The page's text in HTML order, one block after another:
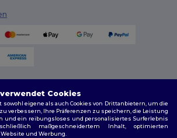
Cookies
eigene als auch Cookies von Drittanbietern, um die
verbessern, Ihre Präferenzen zu speichern, die Leistung
und ein reibungsloses und personalisiertes Surferlebnis
maßgeschneidertem Inhalt, optimierten
und Werbung.